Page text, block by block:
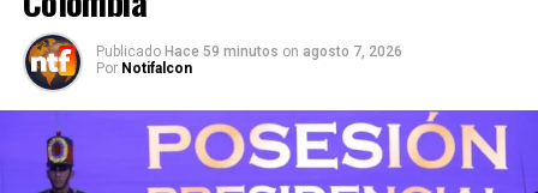
Publicado Hace 59 minutos on agosto 7, 2026
Por Notifalcon